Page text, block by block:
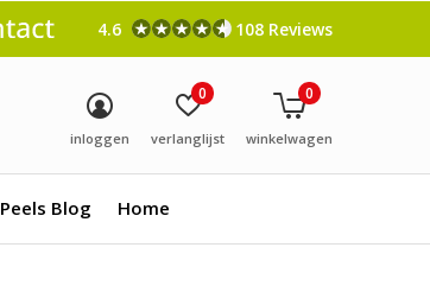
Peels Blog Home
inloggen verlanglijst
0
winkelwagen
0
4.6 108 Reviews